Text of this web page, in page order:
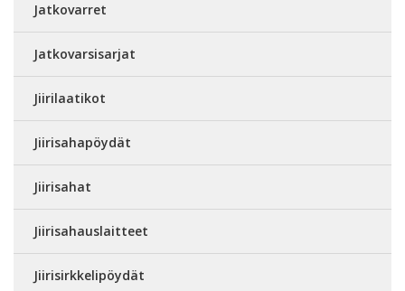
Jatkovarret
Jatkovarsisarjat
Jiirilaatikot
Jiirisahapöydät
Jiirisahat
Jiirisahauslaitteet
Jiirisirkkelipöydät